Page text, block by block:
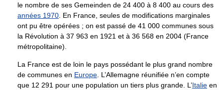
le nombre de ses Gemeinden de 24 400 à 8 400 au cours des
années 1970 . En France, seules de modifications marginales
ont pu être opérées ; on est passé de 41 000 communes sous
la Révolution à 37 963 en 1921 et à 36 568 en 2004 (France
métropolitaine).
La France est de loin le pays possédant le plus grand nombre
de communes en Europe . L’Allemagne réunifiée n’en compte
que 12 291 pour une population un tiers plus grande. L’Italie en